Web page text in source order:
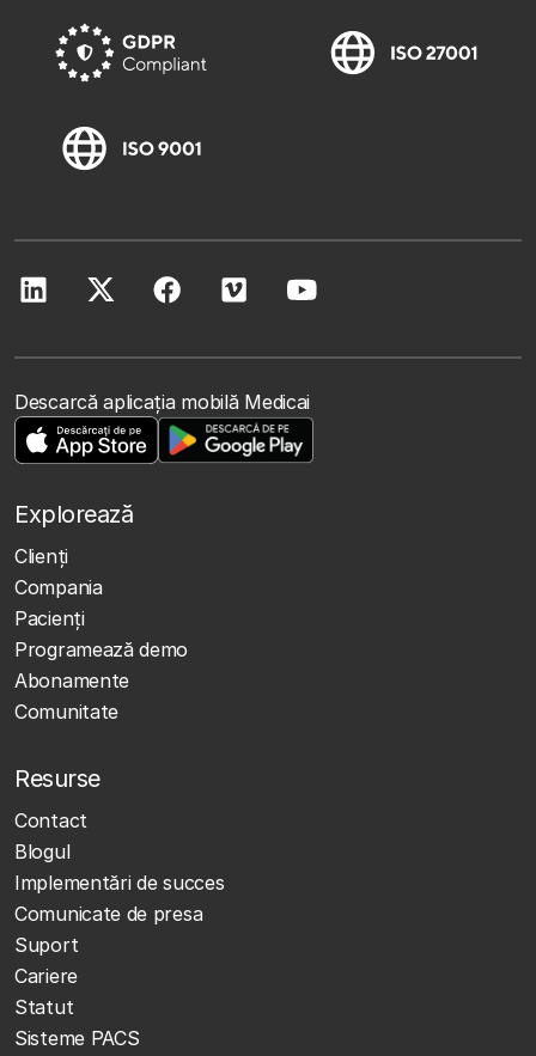
Descarcă aplicația mobilă Medicai
Explorează
Clienţi
Compania
Pacienți
Programează demo
Abonamente
Comunitate
Resurse
Contact
Blogul
Implementări de succes
Comunicate de presa
Suport
Cariere
Statut
Sisteme PACS